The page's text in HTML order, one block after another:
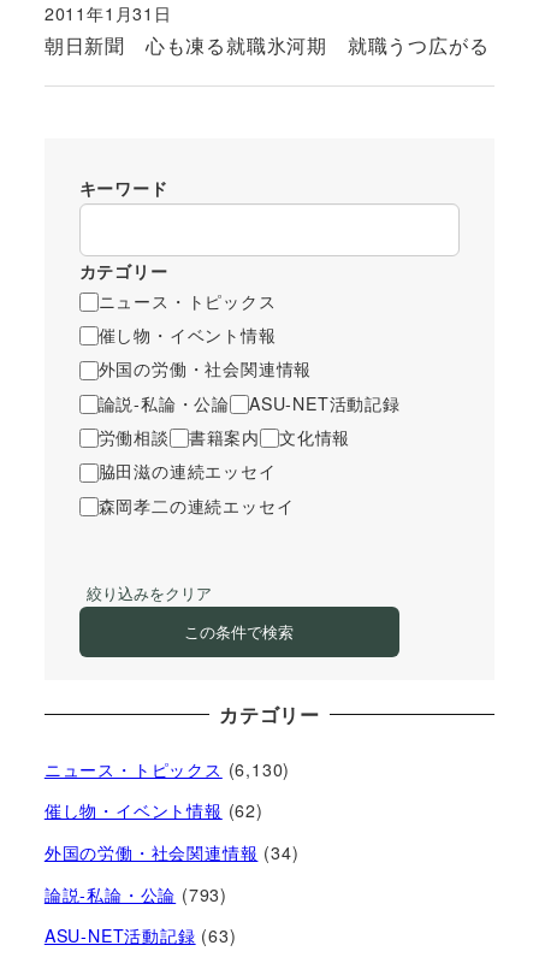
朝日新聞 心も凍る就職氷河期 就職うつ広がる
投稿日
2011年1月31日
キーワード
カテゴリー
ニュース・トピックス
催し物・イベント情報
外国の労働・社会関連情報
論説-私論・公論
ASU-NET活動記録
労働相談
書籍案内
文化情報
脇田滋の連続エッセイ
森岡孝二の連続エッセイ
絞り込みをクリア
この条件で検索
カテゴリー
ニュース・トピックス (6,130)
催し物・イベント情報 (62)
外国の労働・社会関連情報 (34)
論説-私論・公論 (793)
ASU-NET活動記録 (63)